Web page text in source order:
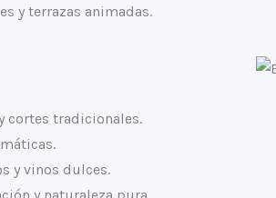
y terrazas animadas.
cortes tradicionales.
y vinos dulces.